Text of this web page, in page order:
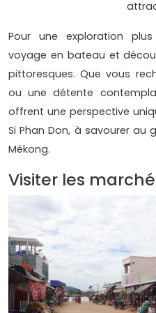
Pour une exploration
voyage en bateau et
pittoresques. Que vous
ou une détente
offrent une perspective
Si Phan Don, à savourer au
Mékong.
Visiter les